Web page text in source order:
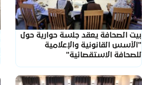
بيت الصحافة يعقد جلسة حوارية حول
"الأسس القانونية والإعلامية
للصحافة الاستقصائية"